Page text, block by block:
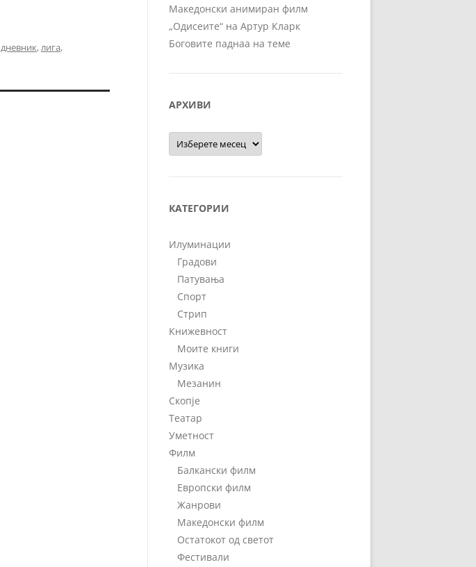
дневник,лига,
Македонски анимиран филм
„Одисеите“ на Артур Кларк
Боговите паднаа на теме
АРХИВИ
Архиви
КАТЕГОРИИ
Илуминации
Градови
Патувања
Спорт
Стрип
Книжевност
Моите книги
Музика
Мезанин
Скопје
Театар
Уметност
Филм
Балкански филм
Европски филм
Жанрови
Македонски филм
Остатокот од светот
Фестивали